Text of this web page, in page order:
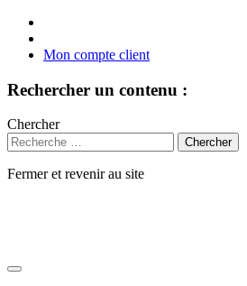
Mon compte client
Rechercher un contenu :
Chercher
Fermer et revenir au site